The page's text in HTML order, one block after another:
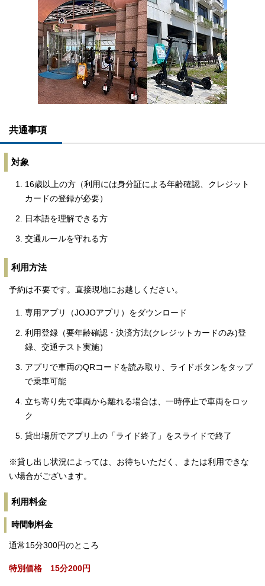
共通事項
対象
16歳以上の方（利用には身分証による年齢確認、クレジット
カードの登録が必要）
日本語を理解できる方
交通ルールを守れる方
利用方法
予約は不要です。直接現地にお越しください。
専用アプリ（JOJOアプリ）をダウンロード
利用登録（要年齢確認・決済方法(クレジットカードのみ)登
録、交通テスト実施）
アプリで車両のQRコードを読み取り、ライドボタンをタップ
で乗車可能
立ち寄り先で車両から離れる場合は、一時停止で車両をロッ
ク
貸出場所でアプリ上の「ライド終了」をスライドで終了
※貸し出し状況によっては、お待ちいただく、または利用できな
い場合がございます。
利用料金
時間制料金
通常15分300円のところ
特別価格 15分200円